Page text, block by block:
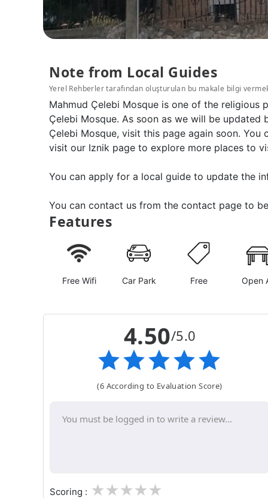
Note from Local Guides
Yerel Rehberler tarafından oluşturulan bu makale bilgi
Mahmud Çelebi Mosque is one of the
Çelebi Mosque. As soon as we will be
Çelebi Mosque, visit this page again soon.
visit our Iznik page to explore more places to
You can apply for a local guide to update the
You can contact us from the contact page to
Features
Free Wifi Car Park Free Open
4.50/5.0
(6 According to Evaluation Score)
Scoring : 3
2
1